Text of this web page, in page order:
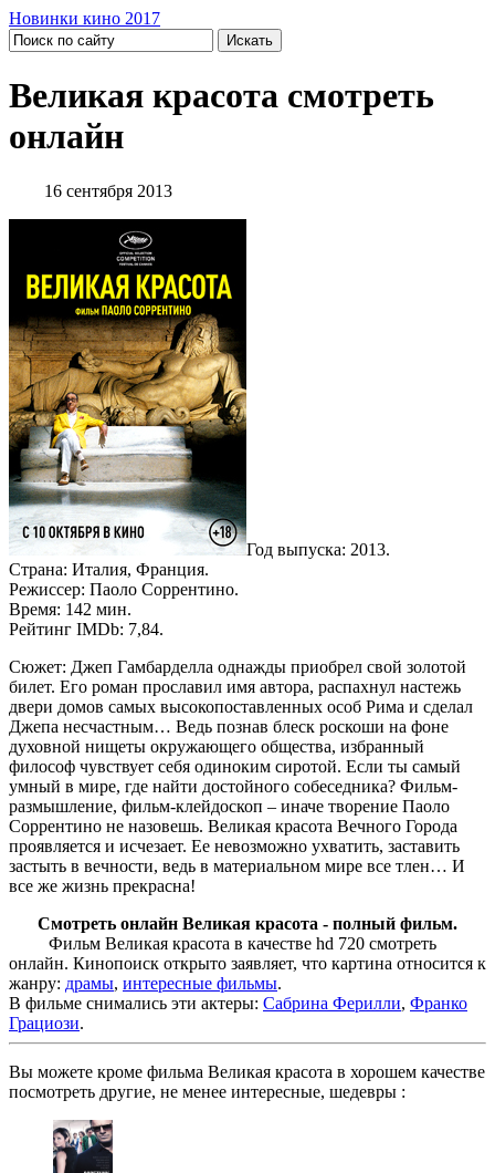
Новинки кино 2017
Великая красота смотреть
онлайн
16 сентября 2013
Год выпуска: 2013.
Страна: Италия, Франция.
Режиссер: Паоло Соррентино.
Время: 142 мин.
Рейтинг IMDb: 7,84.
Сюжет: Джеп Гамбарделла однажды приобрел свой золотой
билет. Его роман прославил имя автора, распахнул настежь
двери домов самых высокопоставленных особ Рима и сделал
Джепа несчастным… Ведь познав блеск роскоши на фоне
духовной нищеты окружающего общества, избранный
философ чувствует себя одиноким сиротой. Если ты самый
умный в мире, где найти достойного собеседника? Фильм-
размышление, фильм-клейдоскоп – иначе творение Паоло
Соррентино не назовешь. Великая красота Вечного Города
проявляется и исчезает. Ее невозможно ухватить, заставить
застыть в вечности, ведь в материальном мире все тлен… И
все же жизнь прекрасна!
Смотреть онлайн Великая красота - полный фильм.
Фильм Великая красота в качестве hd 720 смотреть
онлайн. Кинопоиск открыто заявляет, что картина относится к
жанру: драмы, интересные фильмы.
В фильме снимались эти актеры: Сабрина Ферилли, Франко
Грациози.
Вы можете кроме фильма Великая красота в хорошем качестве
посмотреть другие, не менее интересные, шедевры :